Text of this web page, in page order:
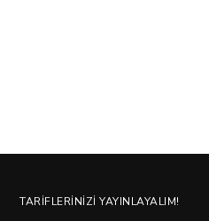
TARIFLERINIZI YAYINLAYALIM!